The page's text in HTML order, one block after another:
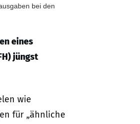
bei den
eines
jüngst
wie
für „ähnliche